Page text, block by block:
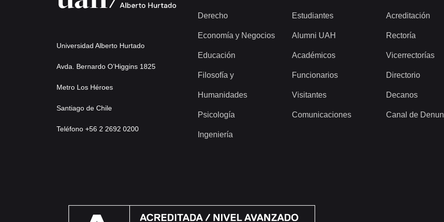
Universidad Alberto Hurtado
Avda. Bernardo O’Higgins 1825
Metro Los Héroes
Santiago de Chile
Teléfono +56 2 2692 0200
Derecho
Economía y Negocios
Educación
Filosofía y
Humanidades
Psicología
Ingeniería
Estudiantes
Alumni UAH
Académicos
Funcionarios
Visitantes
Comunicaciones
Acreditación
Rectoría
Vicerrectorías
Directorio
Decanos
Canal de